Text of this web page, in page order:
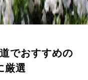
おすすめの
選